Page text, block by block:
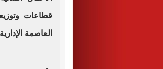
قطاعات
العاصمة